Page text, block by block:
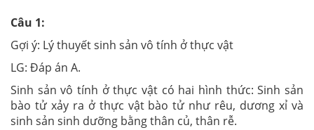
Câu 1:
Gợi ý: Lý thuyết sinh sản vô tính ở thực vật
LG: Đáp án A.
Sinh sản vô tính ở thực vật có hai hình thức: Sinh sản
bào tử xảy ra ở thực vật bào tử như rêu, dương xỉ và
sinh sản sinh dưỡng bằng thân củ, thân rễ.